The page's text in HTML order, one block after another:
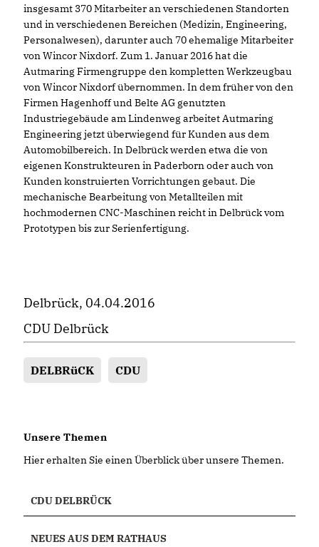
insgesamt 370 Mitarbeiter an verschiedenen Standorten
und in verschiedenen Bereichen (Medizin, Engineering,
Personalwesen), darunter auch 70 ehemalige Mitarbeiter
von Wincor Nixdorf. Zum 1. Januar 2016 hat die
Autmaring Firmengruppe den kompletten Werkzeugbau
von Wincor Nixdorf übernommen. In dem früher von den
Firmen Hagenhoff und Belte AG genutzten
Industriegebäude am Lindenweg arbeitet Autmaring
Engineering jetzt überwiegend für Kunden aus dem
Automobilbereich. In Delbrück werden etwa die von
eigenen Konstrukteuren in Paderborn oder auch von
Kunden konstruierten Vorrichtungen gebaut. Die
mechanische Bearbeitung von Metallteilen mit
hochmodernen CNC-Maschinen reicht in Delbrück vom
Prototypen bis zur Serienfertigung.
Delbrück, 04.04.2016
CDU Delbrück
DELBRüCK CDU
Unsere Themen
Hier erhalten Sie einen Überblick über unsere Themen.
CDU DELBRÜCK
NEUES AUS DEM RATHAUS